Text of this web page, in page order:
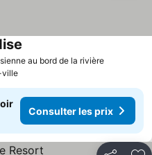
au bord de la rivière
ville
Consulter les prix